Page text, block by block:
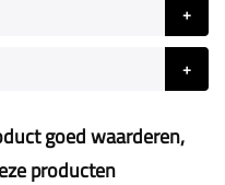
goed waarderen,
producten